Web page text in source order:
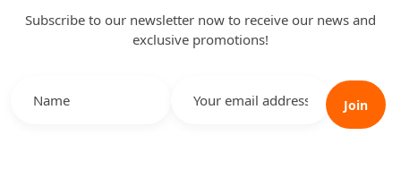
Subscribe to our newsletter now to receive our news and
exclusive promotions!
Join